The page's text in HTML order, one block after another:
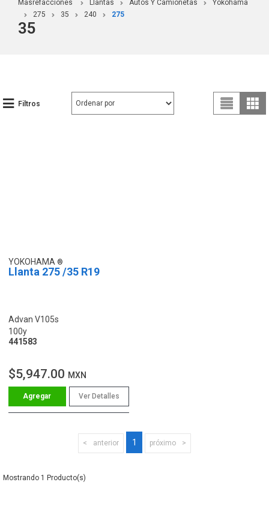
Masrefacciones Llantas Autos Y Camionetas
Yokohama
275
35 240 275
35
Filtros
YOKOHAMA
Llanta 275 /35 R19
Advan V105s
100y
441583
$5,947.00 MXN
Ver Detalles
anterior 1 próximo
1